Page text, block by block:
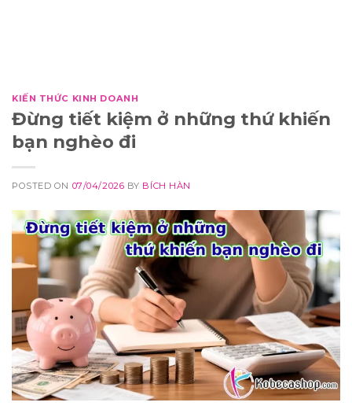
KIẾN THỨC KINH DOANH
Đừng tiết kiệm ở những thứ khiến
bạn nghèo đi
POSTED ON 07/04/2026 BY BÍCH HÀN